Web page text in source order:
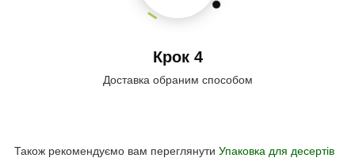
Крок 4
Доставка обраним способом
Також рекомендуємо вам переглянути Упаковка для десертів